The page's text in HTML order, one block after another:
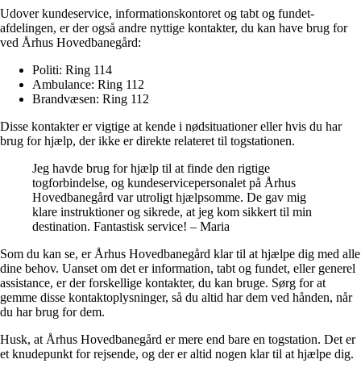
Udover kundeservice, informationskontoret og tabt og fundet-
afdelingen, er der også andre nyttige kontakter, du kan have brug for
ved Århus Hovedbanegård:
Politi: Ring 114
Ambulance: Ring 112
Brandvæsen: Ring 112
Disse kontakter er vigtige at kende i nødsituationer eller hvis du har
brug for hjælp, der ikke er direkte relateret til togstationen.
Jeg havde brug for hjælp til at finde den rigtige
togforbindelse, og kundeservicepersonalet på Århus
Hovedbanegård var utroligt hjælpsomme. De gav mig
klare instruktioner og sikrede, at jeg kom sikkert til min
destination. Fantastisk service! – Maria
Som du kan se, er Århus Hovedbanegård klar til at hjælpe dig med alle
dine behov. Uanset om det er information, tabt og fundet, eller generel
assistance, er der forskellige kontakter, du kan bruge. Sørg for at
gemme disse kontaktoplysninger, så du altid har dem ved hånden, når
du har brug for dem.
Husk, at Århus Hovedbanegård er mere end bare en togstation. Det er
et knudepunkt for rejsende, og der er altid nogen klar til at hjælpe dig.